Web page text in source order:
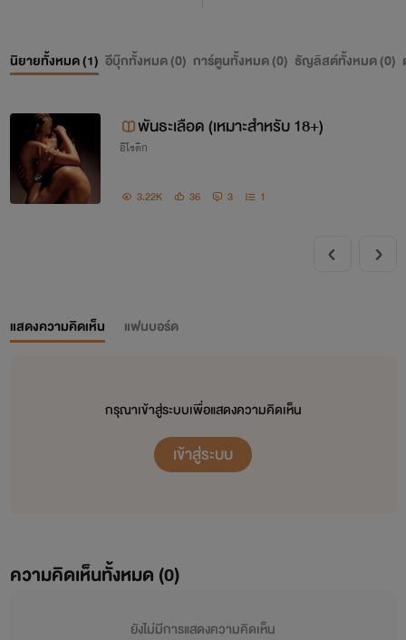
นิยายทั้งหมด (1) อีบุ๊กทั้งหมด (0) การ์ตูนทั้งหมด (0) ธัญลิสต์ทั้งหมด (0)
พันธะเลือด (เหมาะสำหรับ 18+)
อีโรติก
3.22K 36 3 1
แสดงความคิดเห็น แฟนบอร์ด
กรุณาเข้าสู่ระบบเพื่อแสดงความคิดเห็น
เข้าสู่ระบบ
ความคิดเห็นทั้งหมด (0)
ยังไม่มีการแสดงความคิดเห็น